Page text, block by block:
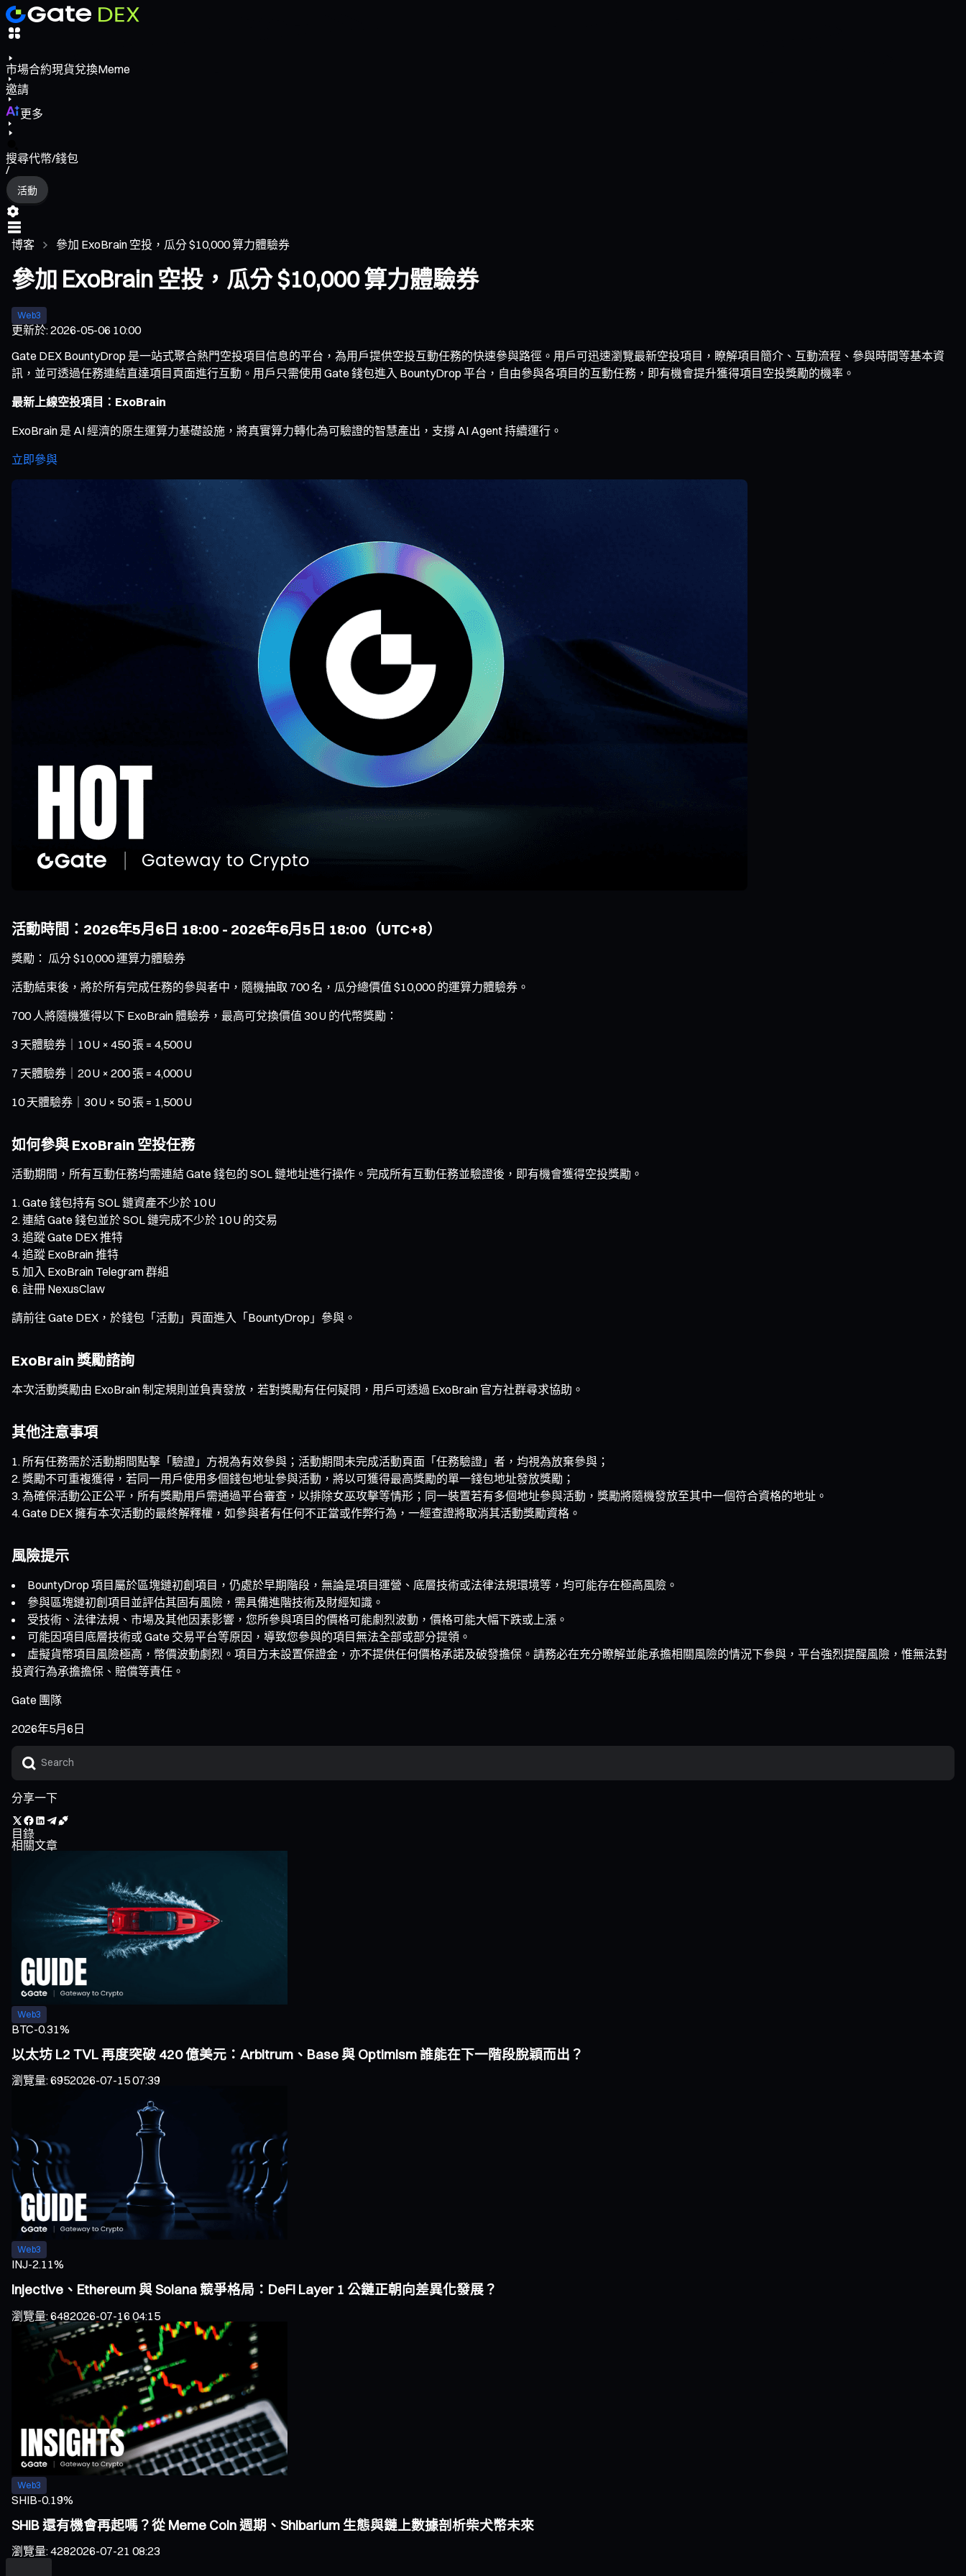
市場合約現貨兌換Meme
邀請
更多
搜尋代幣/錢包
/
活動
博客 參加 ExoBrain 空投，瓜分 $10,000 算力體驗券
參加 ExoBrain 空投，瓜分 $10,000 算力體驗券
Web3
更新於:2026-05-06 10:00
Gate DEX BountyDrop 是一站式聚合熱門空投項目信息的平台，為用戶提供空投互動任務的快速參與路徑。用戶可迅速瀏覽最新空投項目，瞭解項目簡介、互動流程、參與時間等基本資
訊，並可透過任務連結直達項目頁面進行互動。用戶只需使用 Gate 錢包進入 BountyDrop 平台，自由參與各項目的互動任務，即有機會提升獲得項目空投獎勵的機率。
最新上線空投項目：ExoBrain
ExoBrain 是 AI 經濟的原生運算力基礎設施，將真實算力轉化為可驗證的智慧產出，支撐 AI Agent 持續運行。
立即參與
活動時間：2026年5月6日 18:00 - 2026年6月5日 18:00（UTC+8）
獎勵： 瓜分 $10,000 運算力體驗券
活動結束後，將於所有完成任務的參與者中，隨機抽取 700 名，瓜分總價值 $10,000 的運算力體驗券。
700 人將隨機獲得以下 ExoBrain 體驗券，最高可兌換價值 30 U 的代幣獎勵：
3 天體驗券｜10 U × 450 張 = 4,500 U
7 天體驗券｜20 U × 200 張 = 4,000 U
10 天體驗券｜30 U × 50 張 = 1,500 U
如何參與 ExoBrain 空投任務
活動期間，所有互動任務均需連結 Gate 錢包的 SOL 鏈地址進行操作。完成所有互動任務並驗證後，即有機會獲得空投獎勵。
Gate 錢包持有 SOL 鏈資產不少於 10 U
連結 Gate 錢包並於 SOL 鏈完成不少於 10 U 的交易
追蹤 Gate DEX 推特
追蹤 ExoBrain 推特
加入 ExoBrain Telegram 群組
註冊 NexusClaw
請前往 Gate DEX，於錢包「活動」頁面進入「BountyDrop」參與。
ExoBrain 獎勵諮詢
本次活動獎勵由 ExoBrain 制定規則並負責發放，若對獎勵有任何疑問，用戶可透過 ExoBrain 官方社群尋求協助。
其他注意事項
所有任務需於活動期間點擊「驗證」方視為有效參與；活動期間未完成活動頁面「任務驗證」者，均視為放棄參與；
獎勵不可重複獲得，若同一用戶使用多個錢包地址參與活動，將以可獲得最高獎勵的單一錢包地址發放獎勵；
為確保活動公正公平，所有獎勵用戶需通過平台審查，以排除女巫攻擊等情形；同一裝置若有多個地址參與活動，獎勵將隨機發放至其中一個符合資格的地址。
Gate DEX 擁有本次活動的最終解釋權，如參與者有任何不正當或作弊行為，一經查證將取消其活動獎勵資格。
風險提示
BountyDrop 項目屬於區塊鏈初創項目，仍處於早期階段，無論是項目運營、底層技術或法律法規環境等，均可能存在極高風險。
參與區塊鏈初創項目並評估其固有風險，需具備進階技術及財經知識。
受技術、法律法規、市場及其他因素影響，您所參與項目的價格可能劇烈波動，價格可能大幅下跌或上漲。
可能因項目底層技術或 Gate 交易平台等原因，導致您參與的項目無法全部或部分提領。
虛擬貨幣項目風險極高，幣價波動劇烈。項目方未設置保證金，亦不提供任何價格承諾及破發擔保。請務必在充分瞭解並能承擔相關風險的情況下參與，平台強烈提醒風險，惟無法對
投資行為承擔擔保、賠償等責任。
Gate 團隊
2026年5月6日
分享一下
目錄
相關文章
Web3
BTC-0.31%
以太坊 L2 TVL 再度突破 420 億美元：Arbitrum、Base 與 Optimism 誰能在下一階段脫穎而出？
瀏覽量:6952026-07-15 07:39
Web3
INJ-2.11%
Injective、Ethereum 與 Solana 競爭格局：DeFi Layer 1 公鏈正朝向差異化發展？
瀏覽量:6482026-07-16 04:15
Web3
SHIB-0.19%
SHIB 還有機會再起嗎？從 Meme Coin 週期、Shibarium 生態與鏈上數據剖析柴犬幣未來
瀏覽量:4282026-07-21 08:23